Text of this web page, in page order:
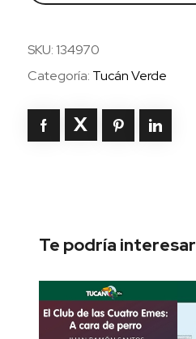
SKU:134970
Categoría: Tucán Verde
Te podría interesar